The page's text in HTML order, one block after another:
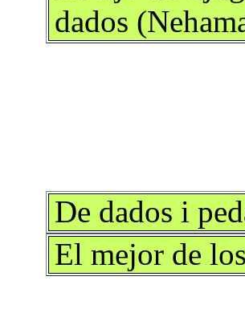
dados
De dados i
El mejor de